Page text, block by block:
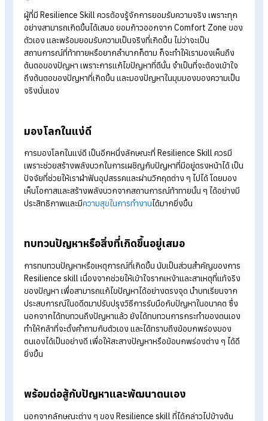
เข้าใจตัวเอง
เอง ตระหนักรู้ว่าตัวเองมีจุดอ่อนหรือจุดแข็งในด้านใดบ้าง ควรที่จะ
พัฒนาหรือเสริมจุดอ่อนในเรื่องใดให้ดียิ่งขึ้น เพื่อให้สามารถประเมิ
ความสามารถของตนเองได้อย่างเหมาะสม และช่วยให้เราสามารถ
รับมือต่อการทำงานที่ยากลำบาก หรือการเปลี่ยนแปลงต่าง ๆ ได้อ
มีประสิทธิภาพ
รู้จักการยอมรับความจริง
ผู้ที่มี Resilience Skill ควรต้องรู้จักการยอมรับความจริง เพราะทุ
อย่างสามารถเกิดขึ้นได้เสมอ ยอมก้าวออกจาก Comfort Zone
ตัวเอง และพร้อมยอมรับความเป็นจริงที่เกิดขึ้น ไม่ว่าจะเป็น
สถานการณ์ที่ท้าทายหรือยากลำบากก็ตาม ก็จะทำให้เรามองเห็นถึง
ต้นตอของปัญหา เพราะการแก้ไขปัญหาที่ดีนั้น จำเป็นที่จะต้องเข้า
ถึงต้นตอของปัญหาที่เกิดขึ้น และมองปัญหาในมุมมองของความเ
จริงนั่นเอง
มองโลกในแง่ดี